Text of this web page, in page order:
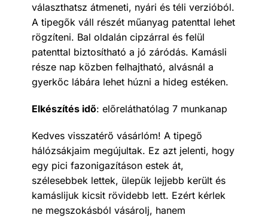
választhatsz átmeneti, nyári és téli verzióból.
A tipegők váll részét műanyag patenttal lehet
rögzíteni. Bal oldalán cipzárral és felül
patenttal biztosítható a jó záródás. Kamásli
része nap közben felhajtható, alvásnál a
gyerkőc lábára lehet húzni a hideg estéken.
Elkészítés idő: előreláthatólag 7 munkanap
Kedves visszatérő vásárlóm! A tipegő
hálózsákjaim megújultak. Ez azt jelenti, hogy
egy pici fazonigazításon estek át,
szélesebbek lettek, ülepük lejjebb került és
kamáslijuk kicsit rövidebb lett. Ezért kérlek
ne megszokásból vásárolj, hanem